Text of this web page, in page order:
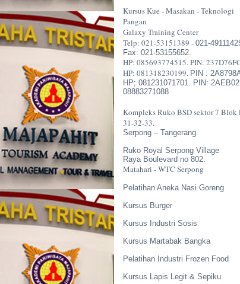
Kursus Kue - Masakan - Teknologi
Pangan
Galaxy Training Center
Telp: 021-53151389 - 021-
Fax: 021-53155652.
HP: 085693774515. PIN:
HP: 081318230199. PIN :
HP; 081231071701. PIN:
08883271088
Kompleks Ruko BSD sektor 7 Blok
31-32-33.
Serpong – Tangerang.
Ruko Royal Serpong Village
Raya Boulevard no 802.
Matahari - WTC Serpong
Pelatihan Aneka Nasi Goreng
Kursus Burger
Kursus Industri Sosis
Kursus Martabak Bangka
Pelatihan Industri Frozen Food
Kursus Lapis Legit & Sepiku